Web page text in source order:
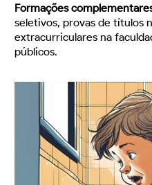
Formações
seletivos, provas de títulos
extracurriculares na
públicos.